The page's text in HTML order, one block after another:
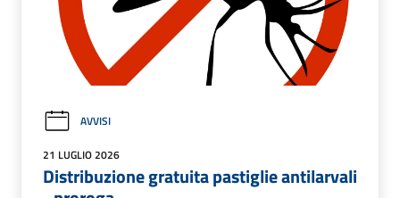
AVVISI
21 LUGLIO 2026
Distribuzione gratuita pastiglie antilarvali